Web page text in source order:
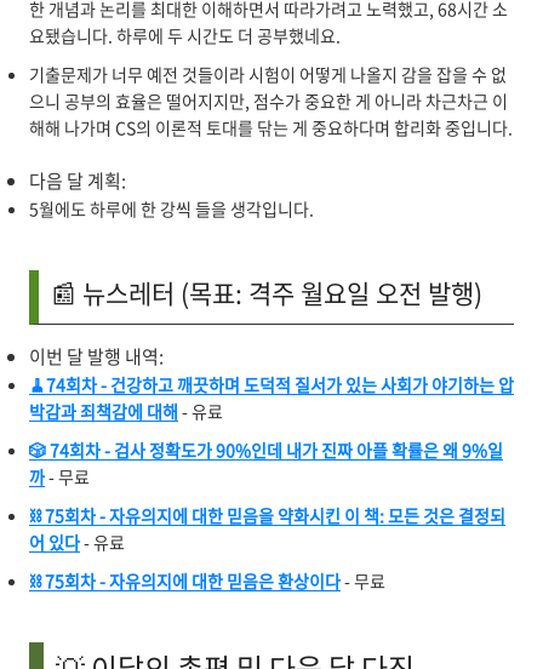
한 개념과 논리를 최대한 이해하면서 따라가려고 노력했고, 68시간 소
요됐습니다. 하루에 두 시간도 더 공부했네요.
기출문제가 너무 예전 것들이라 시험이 어떻게 나올지 감을 잡을 수 없
으니 공부의 효율은 떨어지지만, 점수가 중요한 게 아니라 차근차근 이
해해 나가며 CS의 이론적 토대를 닦는 게 중요하다며 합리화 중입니다.
다음 달 계획:
5월에도 하루에 한 강씩 들을 생각입니다.
📰 뉴스레터 (목표: 격주 월요일 오전 발행)
이번 달 발행 내역:
🧹74회차 - 건강하고 깨끗하며 도덕적 질서가 있는 사회가 야기하는 압
박감과 죄책감에 대해 - 유료
🎲 74회차 - 검사 정확도가 90%인데 내가 진짜 아플 확률은 왜 9%일
까- 무료
⛓️ 75회차 - 자유의지에 대한 믿음을 약화시킨 이 책: 모든 것은 결정되
어 있다- 유료
⛓️ 75회차 - 자유의지에 대한 믿음은 환상이다- 무료